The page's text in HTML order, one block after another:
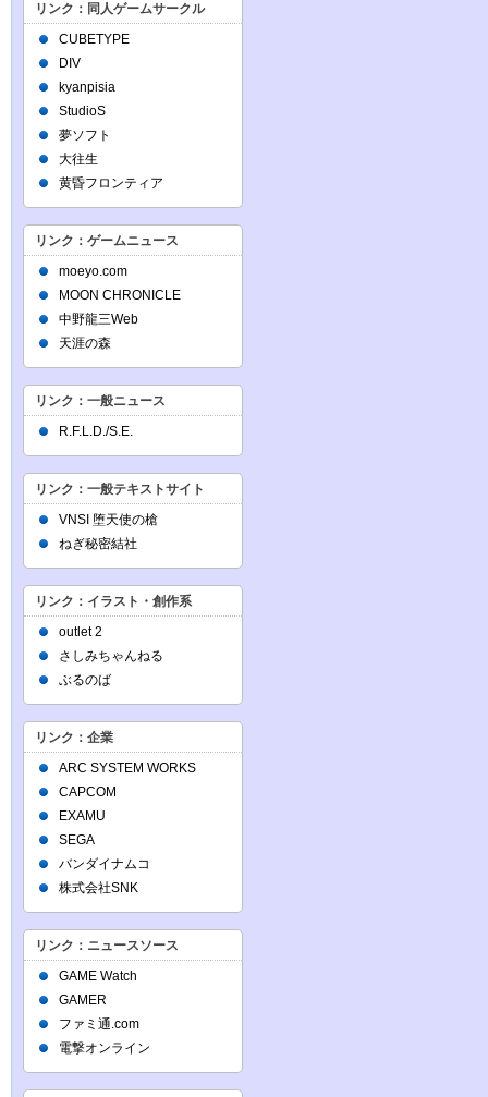
リンク：同人ゲームサークル
CUBETYPE
DIV
kyanpisia
StudioS
夢ソフト
大往生
黄昏フロンティア
リンク：ゲームニュース
moeyo.com
MOON CHRONICLE
中野龍三Web
天涯の森
リンク：一般ニュース
R.F.L.D./S.E.
リンク：一般テキストサイト
VNSI 堕天使の槍
ねぎ秘密結社
リンク：イラスト・創作系
outlet 2
さしみちゃんねる
ぶるのば
リンク：企業
ARC SYSTEM WORKS
CAPCOM
EXAMU
SEGA
バンダイナムコ
株式会社SNK
リンク：ニュースソース
GAME Watch
GAMER
ファミ通.com
電撃オンライン